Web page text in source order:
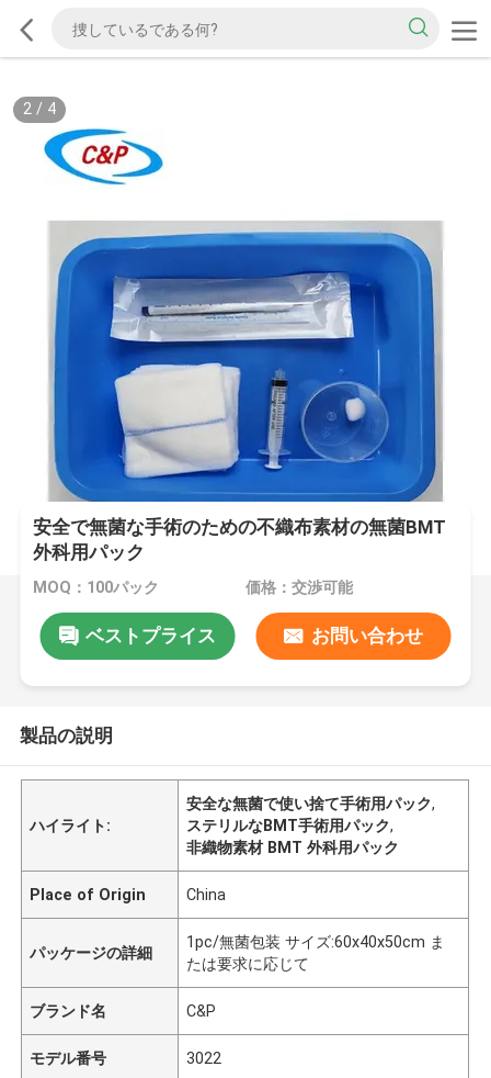
2/ 4
安全で無菌な手術のための不織布素材の無菌BMT
外科用パック
MOQ：100パック 価格：交渉可能
ベストプライス お問い合わせ
製品の説明
ハイライト:
安全な無菌で使い捨て手術用パック,
ステリルなBMT手術用パック,
非織物素材 BMT 外科用パック
Place of Origin China
パッケージの詳細
1pc/無菌包装 サイズ:60x40x50cm ま
たは要求に応じて
ブランド名 C&P
モデル番号 3022